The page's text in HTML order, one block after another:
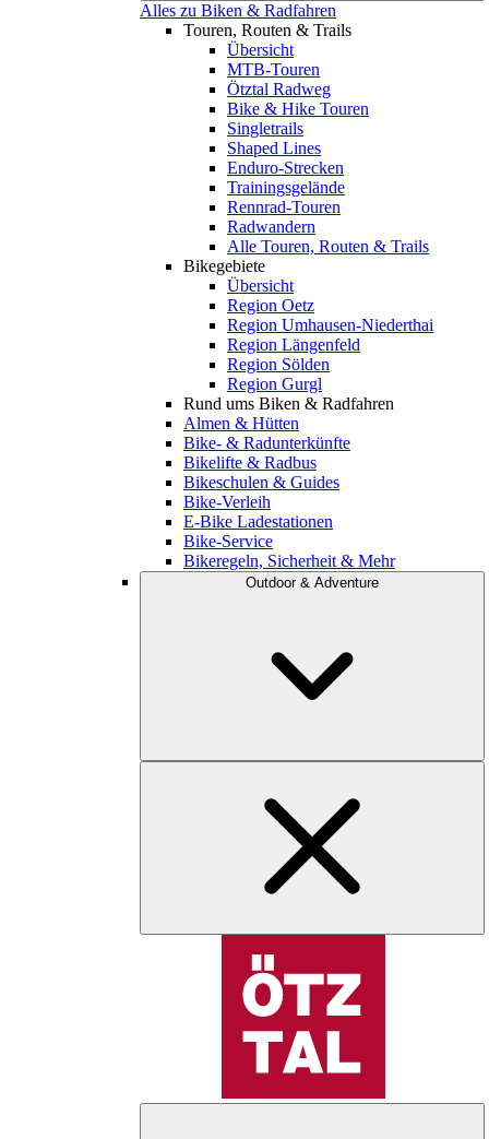
Alles zu Biken & Radfahren
Touren, Routen & Trails
Übersicht
MTB-Touren
Ötztal Radweg
Bike & Hike Touren
Singletrails
Shaped Lines
Enduro-Strecken
Trainingsgelände
Rennrad-Touren
Radwandern
Alle Touren, Routen & Trails
Bikegebiete
Übersicht
Region Oetz
Region Umhausen-Niederthai
Region Längenfeld
Region Sölden
Region Gurgl
Rund ums Biken & Radfahren
Almen & Hütten
Bike- & Radunterkünfte
Bikelifte & Radbus
Bikeschulen & Guides
Bike-Verleih
E-Bike Ladestationen
Bike-Service
Bikeregeln, Sicherheit & Mehr
Outdoor & Adventure